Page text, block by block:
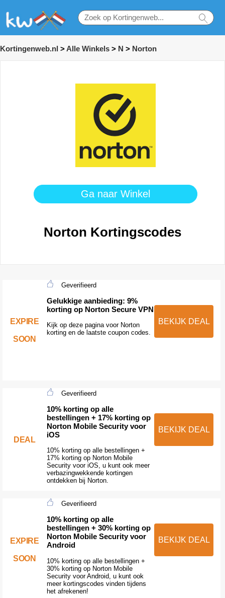
Kortingenweb.nl > Alle Winkels > N > Norton
Ga naar Winkel
Norton Kortingscodes
EXPIRE
SOON
Geverifieerd
Gelukkige aanbieding: 9%
korting op Norton Secure VPN
Kijk op deze pagina voor Norton
korting en de laatste coupon codes.
BEKIJK DEAL
DEAL
Geverifieerd
10% korting op alle
bestellingen + 17% korting op
Norton Mobile Security voor
iOS
10% korting op alle bestellingen +
17% korting op Norton Mobile
Security voor iOS, u kunt ook meer
verbazingwekkende kortingen
ontdekken bij Norton.
BEKIJK DEAL
EXPIRE
SOON
Geverifieerd
10% korting op alle
bestellingen + 30% korting op
Norton Mobile Security voor
Android
10% korting op alle bestellingen +
30% korting op Norton Mobile
Security voor Android, u kunt ook
meer kortingscodes vinden tijdens
het afrekenen!
BEKIJK DEAL